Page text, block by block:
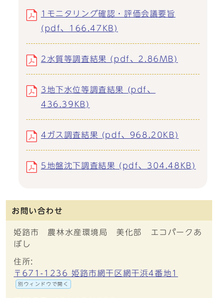
1モニタリング確認・評価会議要旨
(pdf、166.47KB)
2水質等調査結果 (pdf、2.86MB)
3地下水位等調査結果 (pdf、
436.39KB)
4ガス調査結果 (pdf、968.20KB)
5地盤沈下調査結果 (pdf、304.48KB)
お問い合わせ
姫路市 農林水産環境局 美化部 エコパークあ
ぼし
住所:
〒671-1236 姫路市網干区網干浜4番地1
別ウィンドウで開く